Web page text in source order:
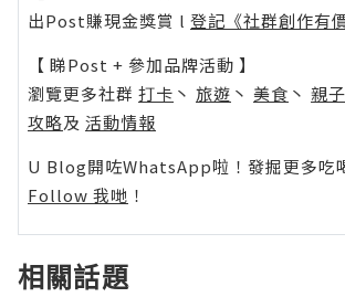
出Post賺現金獎賞 l 登記《社群創作有
【 睇Post + 參加品牌活動 】
瀏覽更多社群 打卡 丶 旅遊 丶 美食 丶 親子
攻略及 活動情報
U Blog開咗WhatsApp啦！發掘更多吃
Follow 我哋 ！
相關話題